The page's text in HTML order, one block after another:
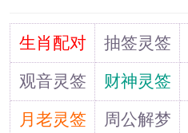
道生肖配对 抽签灵签
观音灵签
财神灵签
月老灵签
周公解梦